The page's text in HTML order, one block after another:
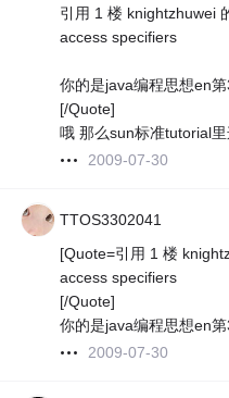
引用 1 楼 knightzhuwei
access specifiers
你的是java编程思想en
[/Quote]
哦 那么sun标准tutorial
2009-07-30
TTOS3302041
[Quote=引用 1 楼
access specifiers
[/Quote]
你的是java编程思想en
2009-07-30